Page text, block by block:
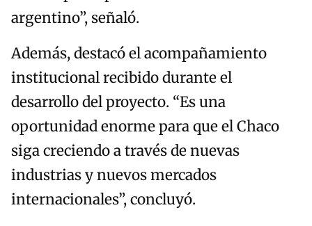
argentino”, señaló.
Además, destacó el acompañamiento
institucional recibido durante el
desarrollo del proyecto. “Es una
oportunidad enorme para que el Chaco
siga creciendo a través de nuevas
industrias y nuevos mercados
internacionales”, concluyó.